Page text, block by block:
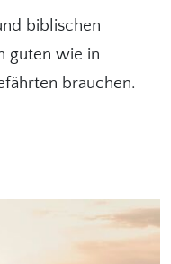
biblischen
guten wie in
brauchen.